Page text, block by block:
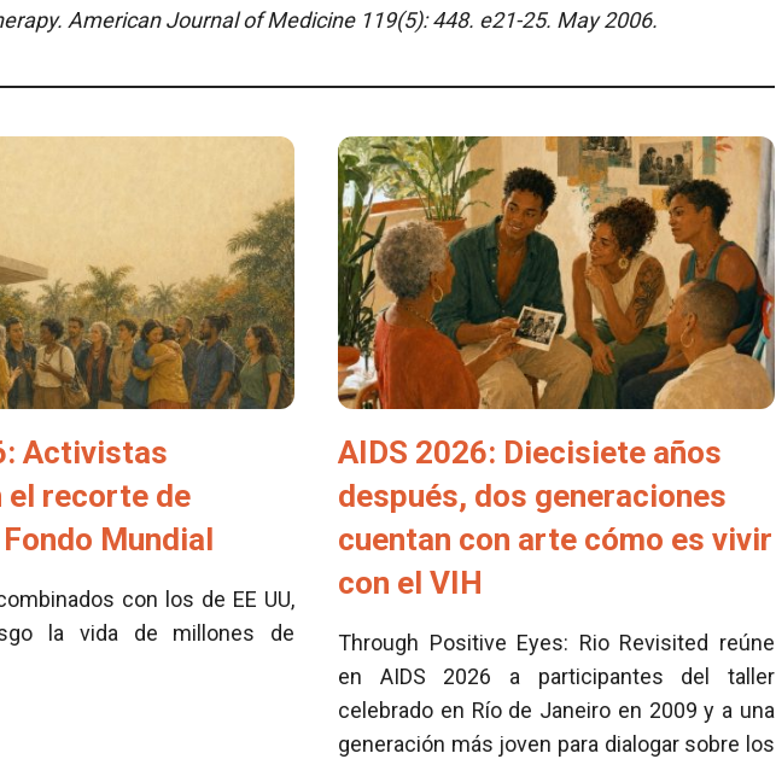
American Journal of Medicine 119(5): 448. e21-25. May 2006.
Activistas
el recorte de
Mundial
con los de EE UU,
la vida de millones de
AIDS 2026: Diecisiete años
después, dos generaciones
cuentan con arte cómo es vivir
con el VIH
Through Positive Eyes: Rio Revisited reúne
en AIDS 2026 a participantes del taller
celebrado en Río de Janeiro en 2009 y a una
generación más joven para dialogar sobre los